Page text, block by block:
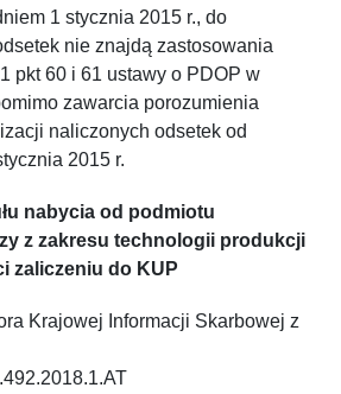
1 stycznia 2015 r., do
nie znajdą zastosowania
pkt 60 i 61 ustawy o PDOP w
zawarcia porozumienia
naliczonych odsetek od
2015 r.
nabycia od podmiotu
z zakresu technologii produkcji
zaliczeniu do KUP
Krajowej Informacji Skarbowej z